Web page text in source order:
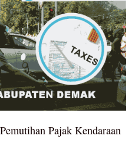
Pajak Kendaraan